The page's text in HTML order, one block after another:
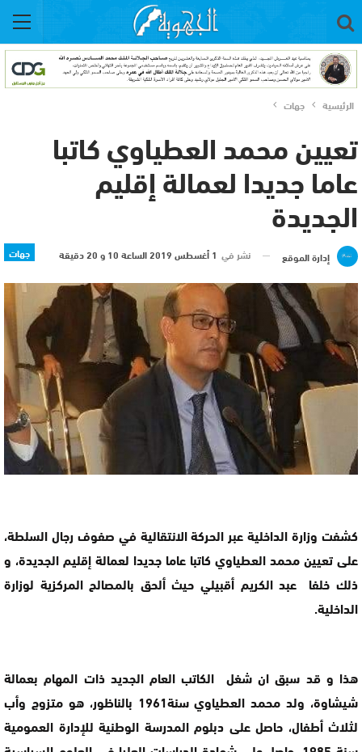
الرئيسية جهات
تعيين محمد العطياوي كاتبا
عاما جديدا لعمالة إقليم
الجديدة
جهات إدارة الموقع نشر في 1 أغسطس 2019 الساعة 10 و 20 دقيقة
كشفت وزارة الداخلية عبر الحركة الانتقالية في صفوف رجال السلطة،
على تعيين محمد العطياوي كاتبا عاما جديدا لعمالة إقليم الجديدة، و
ذلك خلفا عبد الكريم أقبيلي حيث ألحق بالمصالح المركزية لوزارة
الداخلية.
هذا و قد سبق ان شغل الكاتب العام الجديد ذات المهام بعمالة
شيشاوة، ولد محمد العطياوي سنة1961 بالناظور، هو متزوج وأب
لثلاث أطفال، حاصل على دبلوم المدرسة الوطنية للإدارة العمومية